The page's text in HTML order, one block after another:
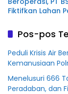
Fiktifkan Lahan
Pos-pos
Peduli Krisis Air
Kemanusiaan
Menelusuri 666
Peradaban, dan